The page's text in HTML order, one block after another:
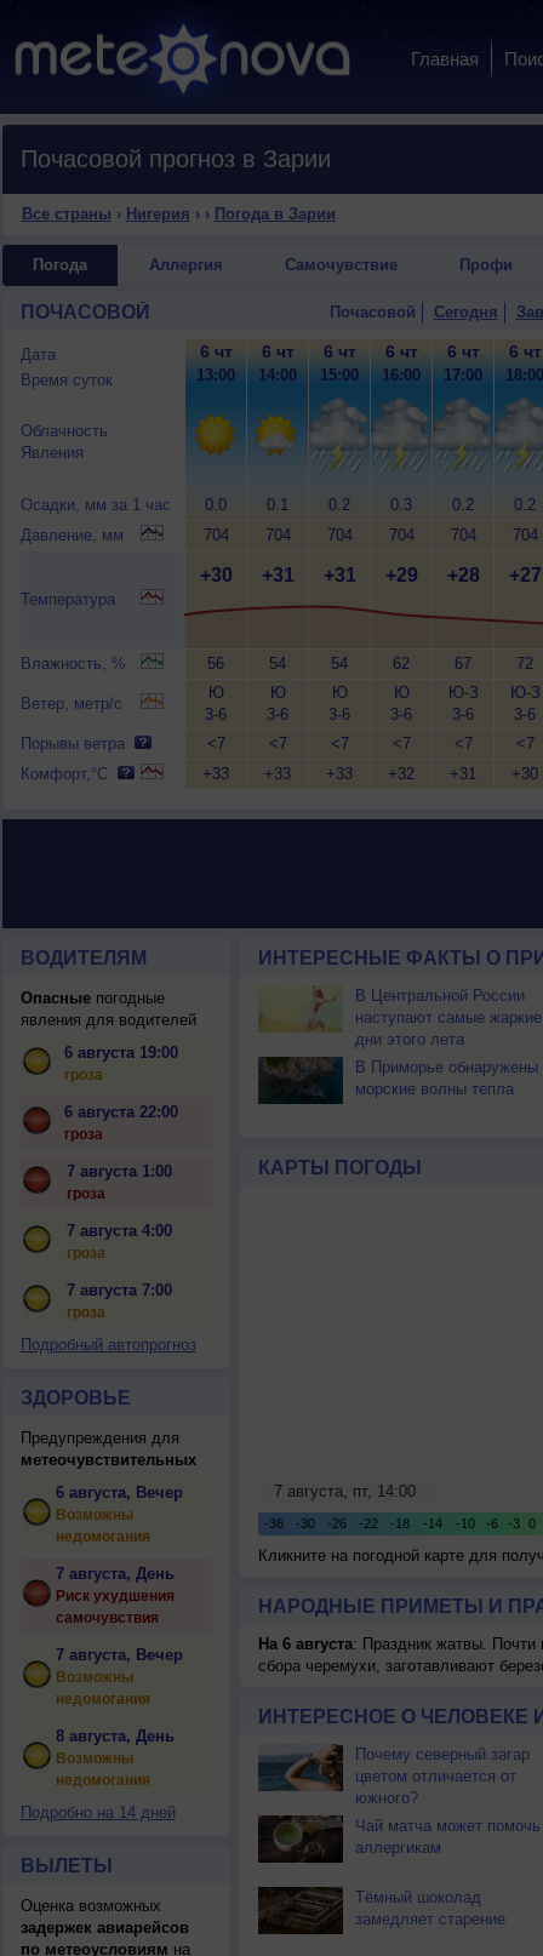
Главная
Почасовой прогноз в Зарии
Все страны › Нигерия › › Погода в Зарии
Погода Аллергия Самочувствие Профи
ПОЧАСОВОЙ Почасовой Сегодня
Дата
Время суток
Облачность
Явления
Осадки, мм за 1 час
Давление, мм
Температура
Влажность, %
Ветер, метр/с
Порывы ветра
Комфорт,°C
6 чт
13:00
0.0
704
+30
56
Ю
3-6
<7
+33
6 чт
14:00
0.1
704
+31
54
Ю
3-6
<7
+33
6 чт
15:00
0.2
704
+31
54
Ю
3-6
<7
+33
6 чт
16:00
0.3
704
+29
62
Ю
3-6
<7
+32
6 чт
17:00
0.2
704
+28
67
Ю-З
3-6
<7
+31
6 чт
18:00
0.2
704
+27
72
Ю-З
3-6
<7
+30
ВОДИТЕЛЯМ
Опасныепогодные
явления для водителей
6 августа 19:00
гроза
6 августа 22:00
гроза
7 августа 1:00
гроза
7 августа 4:00
гроза
7 августа 7:00
гроза
Подробный автопрогноз
ЗДОРОВЬЕ
Предупреждения для
метеочувствительных
6 августа, Вечер
Возможны
недомогания
7 августа, День
Риск ухудшения
самочувствия
7 августа, Вечер
Возможны
недомогания
8 августа, День
Возможны
недомогания
Подробно на 14 дней
ВЫЛЕТЫ
Оценка возможных
задержек авиарейсов
по метеоусловиям на
ИНТЕРЕСНЫЕ ФАКТЫ О
В Центральной России
наступают самые жаркие
дни этого лета
В Приморье обнаружены
морские волны тепла
КАРТЫ ПОГОДЫ
Кликните на погодной карте для
НАРОДНЫЕ ПРИМЕТЫ И
На 6 августа: Праздник жатвы. Почти
сбора черемухи, заготавливают
ИНТЕРЕСНОЕ О ЧЕЛОВЕКЕ
Почему северный загар
цветом отличается от
южного?
Чай матча может помочь
аллергикам
Тёмный шоколад
замедляет старение